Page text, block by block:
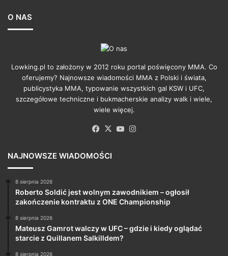
O NAS
Lowking.pl to założony w 2012 roku portal poświęcony MMA. Co
oferujemy? Najnowsze wiadomości MMA z Polski i świata,
publicystyka MMA, typowanie wszystkich gal KSW i UFC,
szczegółowe techniczne i bukmacherskie analizy walk i wiele,
wiele więcej.
Facebook
X YouTube
NAJNOWSZE WIADOMOŚCI
8 sierpnia 2026
Roberto Soldić jest wolnym zawodnikiem – ogłosił
zakończenie kontraktu z ONE Championship
8 sierpnia 2026
Mateusz Gamrot walczy w UFC – gdzie i kiedy oglądać
starcie z Quillanem Salkilldem?
8 sierpnia 2026